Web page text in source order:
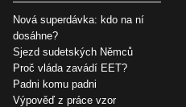
Nová superdávka: kdo na ní
dosáhne?
Sjezd sudetských Němců
Proč vláda zavádí EET?
Padni komu padni
Výpověď z práce vzor